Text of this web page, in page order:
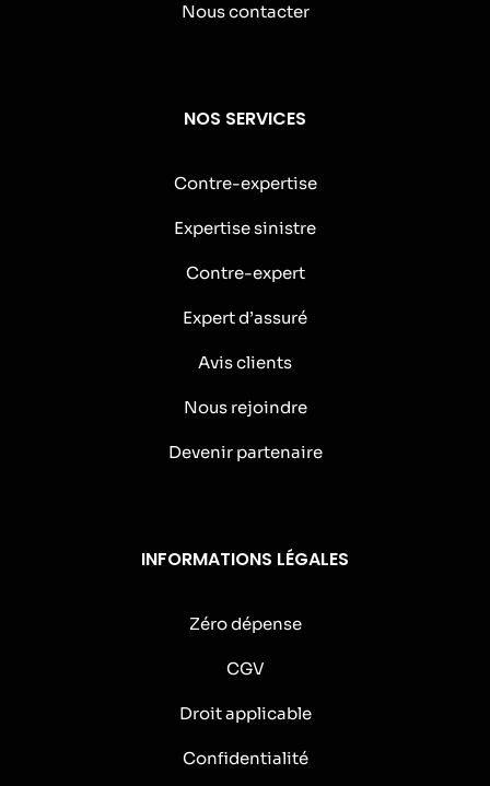
Nous contacter
NOS SERVICES
Contre-expertise
Expertise sinistre
Contre-expert
Expert d’assuré
Avis clients
Nous rejoindre
Devenir partenaire
INFORMATIONS LÉGALES
Zéro dépense
CGV
Droit applicable
Confidentialité